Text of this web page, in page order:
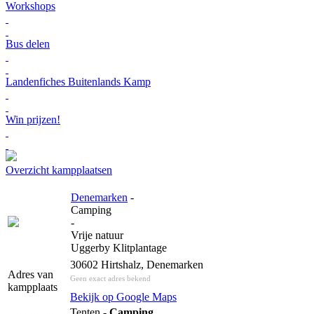
Workshops
Bus delen
Landenfiches Buitenlands Kamp
Win prijzen!
Overzicht kampplaatsen
Denemarken -
Camping
-
Vrije natuur
Uggerby Klitplantage
Adres van
kampplaats
30602 Hirtshalz, Denemarken
Geen exact adres bekend
Bekijk op Google Maps